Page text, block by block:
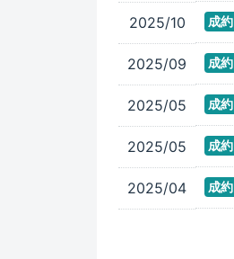
2025/10 成約
2025/09 成約
2025/05 成約
2025/05 成約
2025/04 成約